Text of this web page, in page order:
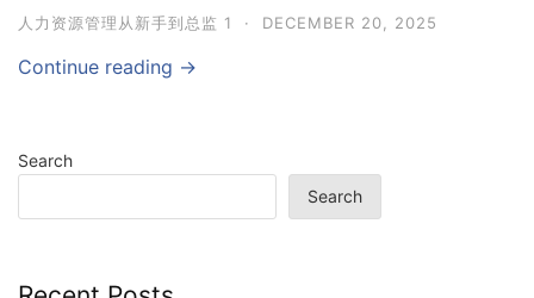
人力资源管理从新手到总监 1 · DECEMBER 20, 2025
Continue reading →
Search
Search